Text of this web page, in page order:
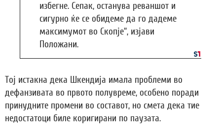
избегне. Сепак, останува реваншот и
сигурно ќе се обидеме да го дадеме
максимумот во Скопје“, изјави
Положани.
Тој истакна дека Шкендија имала проблеми во
дефанзивата во првото полувреме, особено поради
принудните промени во составот, но смета дека тие
недостатоци биле коригирани по паузата.